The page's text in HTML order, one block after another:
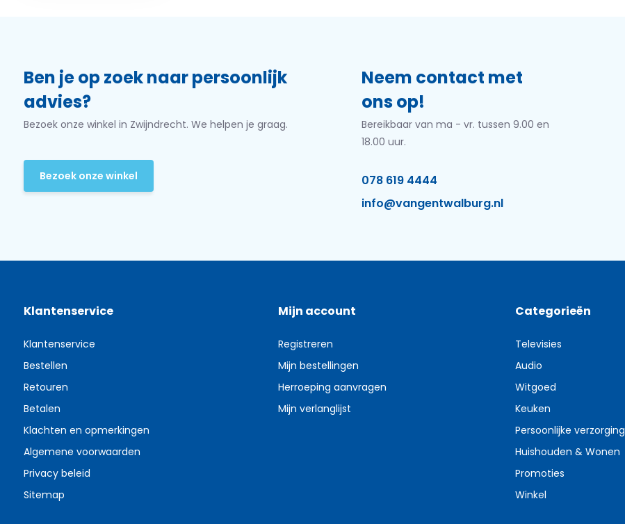
Ben je op zoek naar persoonlijk
advies?
Bezoek onze winkel in Zwijndrecht. We helpen je graag.
Bezoek onze winkel
Neem contact met
ons op!
Bereikbaar van ma - vr. tussen 9.00 en
18.00 uur.
078 619 4444
info@vangentwalburg.nl
Klantenservice
Klantenservice
Bestellen
Retouren
Betalen
Klachten en opmerkingen
Algemene voorwaarden
Privacy beleid
Sitemap
Mijn account
Registreren
Mijn bestellingen
Herroeping aanvragen
Mijn verlanglijst
Categorieën
Televisies
Audio
Witgoed
Keuken
Persoonlijke verzorging
Huishouden & Wonen
Promoties
Winkel